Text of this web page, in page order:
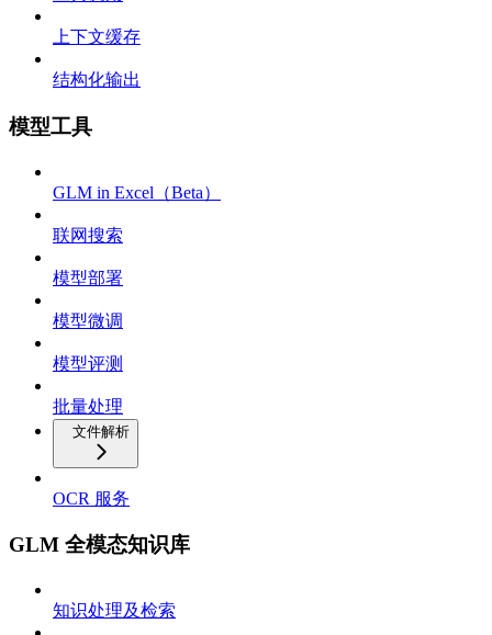
上下文缓存
结构化输出
模型工具
GLM in Excel（Beta）
联网搜索
模型部署
模型微调
模型评测
批量处理
文件解析
OCR 服务
GLM 全模态知识库
知识处理及检索